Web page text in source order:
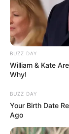
VEJA A
3. Pedreiro ou
BUZZ DAY
William & Kate
Why!
BUZZ DAY
Your Birth Date
Ago